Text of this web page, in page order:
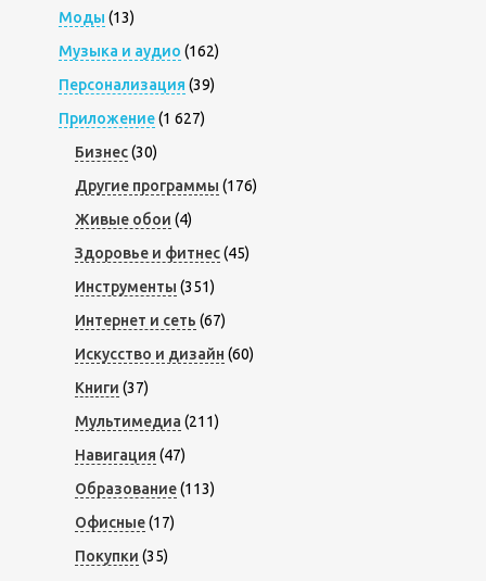
Моды (13)
Музыка и аудио (162)
Персонализация (39)
Приложение(1 627)
Бизнес(30)
Другие программы (176)
Живые обои (4)
Здоровье и фитнес(45)
Инструменты (351)
Интернет и сеть (67)
Искусство и дизайн (60)
Книги (37)
Мультимедиа (211)
Навигация (47)
Образование(113)
Офисные(17)
Покупки (35)